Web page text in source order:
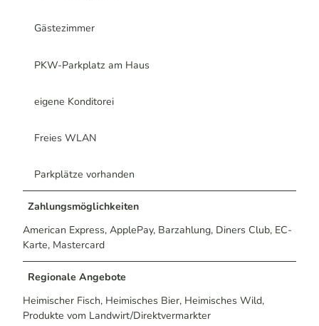
Gästezimmer
PKW-Parkplatz am Haus
eigene Konditorei
Freies WLAN
Parkplätze vorhanden
Zahlungsmöglichkeiten
American Express, ApplePay, Barzahlung, Diners Club, EC-
Karte, Mastercard
Regionale Angebote
Heimischer Fisch, Heimisches Bier, Heimisches Wild,
Produkte vom Landwirt/Direktvermarkter